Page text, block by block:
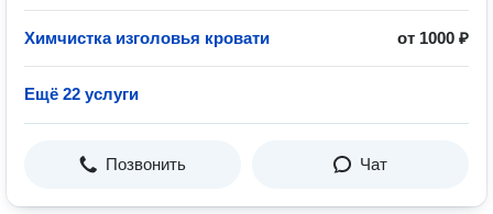
Химчистка изголовья кровати от 1000 ₽
Ещё 22 услуги
Позвонить Чат